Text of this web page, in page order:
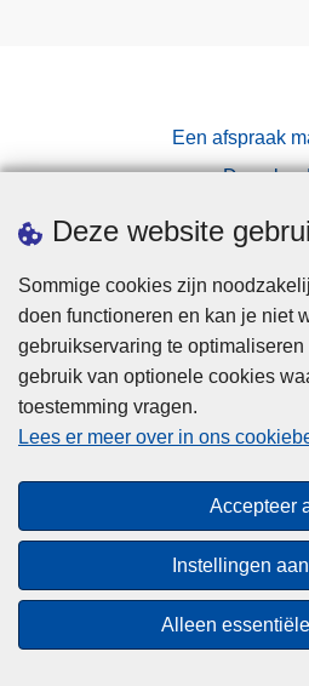
Gent. Waarmee kan ik
dienst zijn?
Start chat
Deze website
Sommige cookies zijn
doen functioneren en kan je niet
gebruikservaring te
gebruik van optionele cookies
toestemming vragen.
Lees er meer over in ons
Accepteer
Instellingen
Alleen
Een afspraak
Privacy
Cookies
© 2026